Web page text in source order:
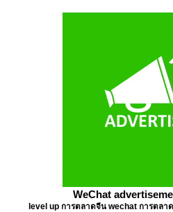
WeChat
level up การตลาดจีน wechat การตลา